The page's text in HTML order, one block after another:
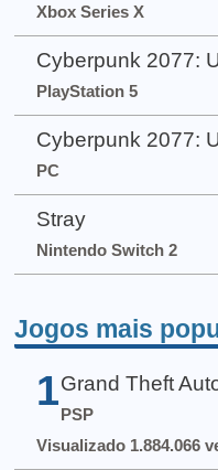
Xbox Series X
Cyberpunk 2077:
PlayStation 5
Cyberpunk 2077:
PC
Stray
Nintendo Switch 2
Jogos mais
1 Grand Theft
PSP
Visualizado 1.884.066